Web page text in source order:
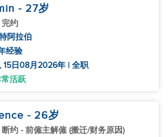
- 27岁
完约
阿拉伯
经验
15日08月2026年 | 全职
活跃
- 26岁
断约 - 前僱主解僱 (搬迁/财务原因)